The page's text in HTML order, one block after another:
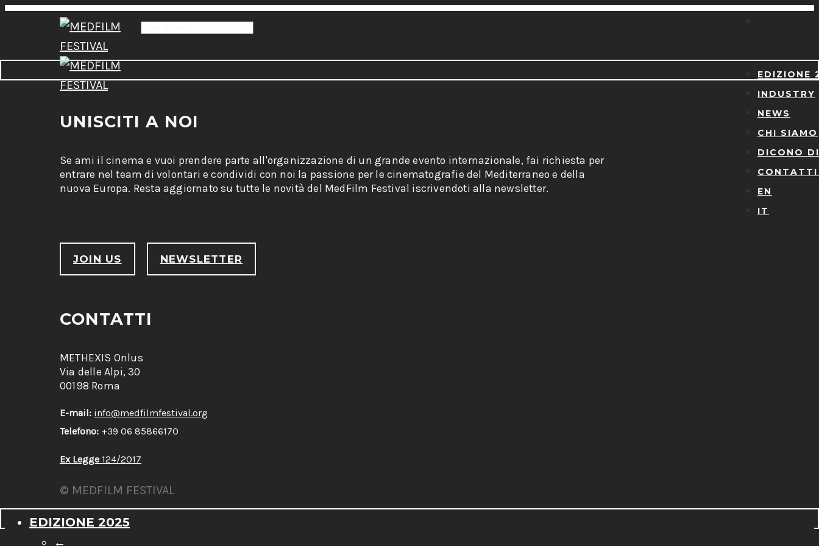
EDIZIONE
INDUSTRY
NEWS
CHI SIAMO
DICONO
CONTATTI
EN
IT
UNISCITI A NOI
Se ami il cinema e vuoi prendere parte all'organizzazione di un grande evento internazionale, fai richiesta per
entrare nel team di volontari e condividi con noi la passione per le cinematografie del Mediterraneo e della
nuova Europa. Resta aggiornato su tutte le novità del MedFilm Festival iscrivendoti alla newsletter.
JOIN US NEWSLETTER
CONTATTI
METHEXIS Onlus
Via delle Alpi, 30
00198 Roma
E-mail: info@medfilmfestival.org
Telefono: +39 06 85866170
Ex Legge 124/2017
© MEDFILM FESTIVAL
EDIZIONE 2025
←